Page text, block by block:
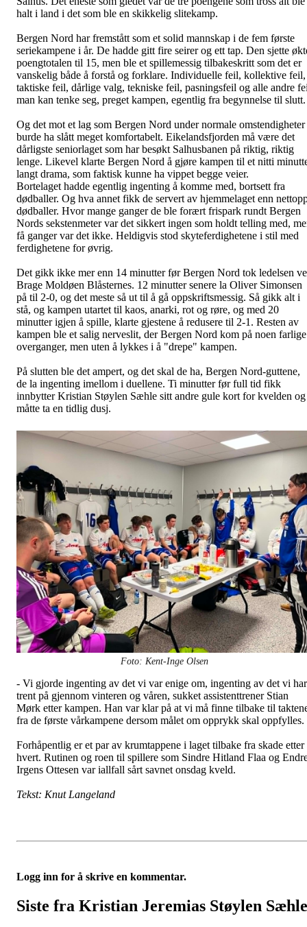
halt i land i det som ble en skikkelig slitekamp.
Bergen Nord har fremstått som et solid mannskap i de fem første
seriekampene i år. De hadde gitt fire seirer og ett tap. Den sjette
poengtotalen til 15, men ble et spillemessig tilbakeskritt som det er
vanskelig både å forstå og forklare. Individuelle feil, kollektive feil,
taktiske feil, dårlige valg, tekniske feil, pasningsfeil og alle andre
man kan tenke seg, preget kampen, egentlig fra begynnelse til slutt.
Og det mot et lag som Bergen Nord under normale omstendigheter
burde ha slått meget komfortabelt. Eikelandsfjorden må være det
dårligste seniorlaget som har besøkt Salhusbanen på riktig, riktig
lenge. Likevel klarte Bergen Nord å gjøre kampen til et nitti
langt drama, som faktisk kunne ha vippet begge veier.
Bortelaget hadde egentlig ingenting å komme med, bortsett fra
dødballer. Og hva annet fikk de servert av hjemmelaget enn
dødballer. Hvor mange ganger de ble forært frispark rundt Bergen
Nords sekstenmeter var det sikkert ingen som holdt telling med,
få ganger var det ikke. Heldigvis stod skyteferdighetene i stil med
ferdighetene for øvrig.
Det gikk ikke mer enn 14 minutter før Bergen Nord tok ledelsen
Brage Moldøen Blåsternes. 12 minutter senere la Oliver Simonsen
på til 2-0, og det meste så ut til å gå oppskriftsmessig. Så gikk alt i
stå, og kampen utartet til kaos, anarki, rot og røre, og med 20
minutter igjen å spille, klarte gjestene å redusere til 2-1. Resten av
kampen ble et salig nerveslit, der Bergen Nord kom på noen farlige
overganger, men uten å lykkes i å "drepe" kampen.
På slutten ble det ampert, og det skal de ha, Bergen Nord-guttene,
de la ingenting imellom i duellene. Ti minutter før full tid fikk
innbytter Kristian Støylen Sæhle sitt andre gule kort for kvelden og
måtte ta en tidlig dusj.
Foto: Kent-Inge Olsen
- Vi gjorde ingenting av det vi var enige om, ingenting av det vi har
trent på gjennom vinteren og våren, sukket assistenttrener Stian
Mørk etter kampen. Han var klar på at vi må finne tilbake til
fra de første vårkampene dersom målet om opprykk skal oppfylles.
Forhåpentlig er et par av krumtappene i laget tilbake fra skade etter
hvert. Rutinen og roen til spillere som Sindre Hitland Flaa og
Irgens Ottesen var iallfall sårt savnet onsdag kveld.
Tekst: Knut Langeland
Logg inn for å skrive en kommentar.
Siste fra Kristian Jeremias Støylen Sæhle